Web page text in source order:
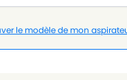
le modèle de mon